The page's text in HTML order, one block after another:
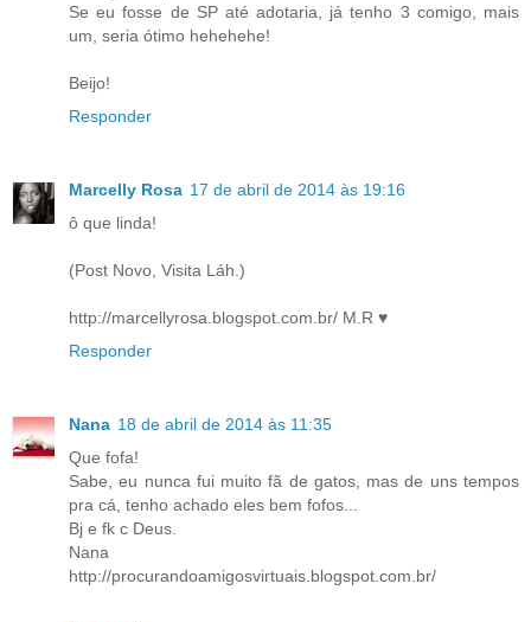
Se eu fosse de SP até adotaria, já tenho 3 comigo, mais
um, seria ótimo hehehehe!
Beijo!
Responder
Marcelly Rosa 17 de abril de 2014 às 19:16
ô que linda!
(Post Novo, Visita Láh.)
http://marcellyrosa.blogspot.com.br/ M.R ♥
Responder
Nana 18 de abril de 2014 às 11:35
Que fofa!
Sabe, eu nunca fui muito fã de gatos, mas de uns tempos
pra cá, tenho achado eles bem fofos...
Bj e fk c Deus.
Nana
http://procurandoamigosvirtuais.blogspot.com.br/